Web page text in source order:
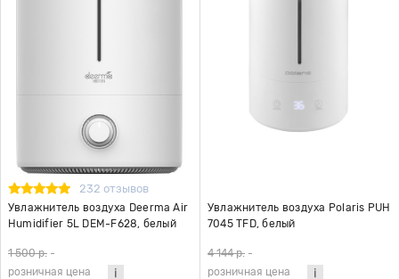
232 отзывов
Увлажнитель воздуха Deerma Air
Humidifier 5L DEM-F628, белый
1 500 р. -
розничная цена
Увлажнитель воздуха Polaris PUH
7045 TFD, белый
4 144 р. -
розничная цена